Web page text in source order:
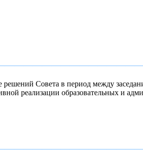
решений Совета в период между
реализации образовательных и